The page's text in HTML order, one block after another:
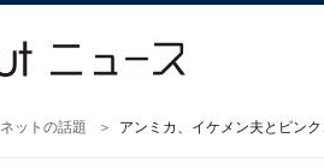
ネットの話題 アンミカ、イケメン夫とピン